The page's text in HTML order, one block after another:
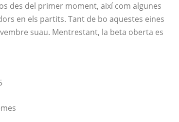
des del primer moment, així com algunes
en els partits. Tant de bo aquestes eines
suau. Mentrestant, la beta oberta es